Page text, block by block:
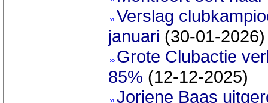
Verslag
januari (30-01-2026)
Grote Clubactie
85% (12-12-2025)
Joriene Baas